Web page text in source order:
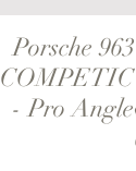
Porsche
COMPETIC
- Pro